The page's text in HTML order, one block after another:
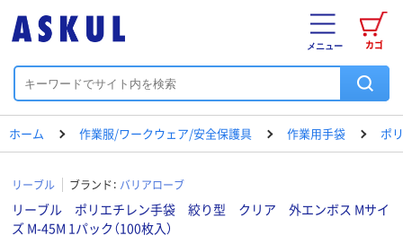
カゴ
メニュー
ホーム 作業服/ワークウェア/安全保護具 作業用手袋 ポ
リーブル ブランド： バリアローブ
リーブル ポリエチレン手袋 絞り型 クリア 外エンボス Mサイ
ズ M-45M 1パック（100枚入）